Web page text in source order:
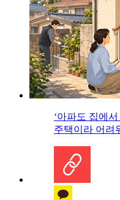
‘아파도 집에
주택이라 어려